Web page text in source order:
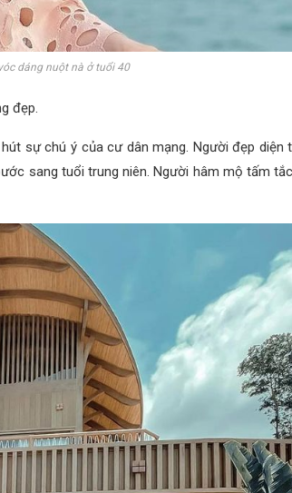
dáng nuột nà ở tuổi 40
đẹp.
sự chú ý của cư dân mạng. Người đẹp diện
sang tuổi trung niên. Người hâm mộ tấm